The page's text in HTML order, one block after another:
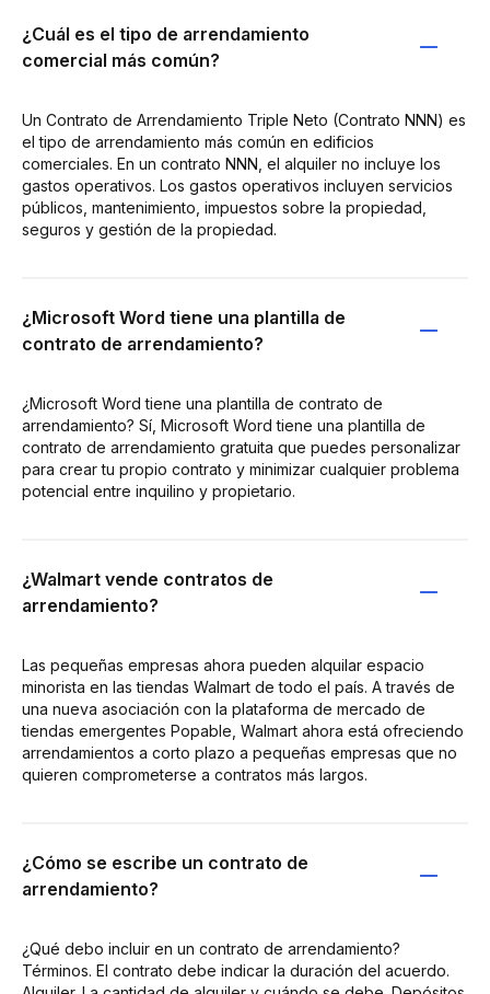
¿Cuál es el tipo de arrendamiento
comercial más común?
Un Contrato de Arrendamiento Triple Neto (Contrato NNN) es
el tipo de arrendamiento más común en edificios
comerciales. En un contrato NNN, el alquiler no incluye los
gastos operativos. Los gastos operativos incluyen servicios
públicos, mantenimiento, impuestos sobre la propiedad,
seguros y gestión de la propiedad.
¿Microsoft Word tiene una plantilla de
contrato de arrendamiento?
¿Microsoft Word tiene una plantilla de contrato de
arrendamiento? Sí, Microsoft Word tiene una plantilla de
contrato de arrendamiento gratuita que puedes personalizar
para crear tu propio contrato y minimizar cualquier problema
potencial entre inquilino y propietario.
¿Walmart vende contratos de
arrendamiento?
Las pequeñas empresas ahora pueden alquilar espacio
minorista en las tiendas Walmart de todo el país. A través de
una nueva asociación con la plataforma de mercado de
tiendas emergentes Popable, Walmart ahora está ofreciendo
arrendamientos a corto plazo a pequeñas empresas que no
quieren comprometerse a contratos más largos.
¿Cómo se escribe un contrato de
arrendamiento?
¿Qué debo incluir en un contrato de arrendamiento?
Términos. El contrato debe indicar la duración del acuerdo.